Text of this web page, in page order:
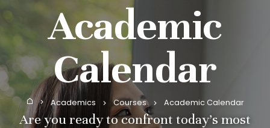
Academic
Calendar
Home
Academics Courses Academic Calendar
Are you ready to confront today’s most